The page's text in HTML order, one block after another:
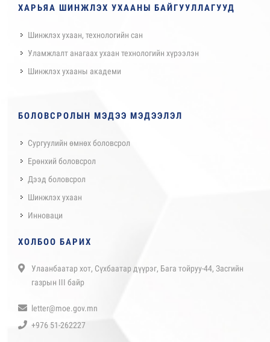
ХАРЬЯА ШИНЖЛЭХ УХААНЫ БАЙГУУЛЛАГУУД
Шинжлэх ухаан, технологийн сан
Уламжлалт анагаах ухаан технологийн хүрээлэн
Шинжлэх ухааны академи
БОЛОВСРОЛЫН МЭДЭЭ МЭДЭЭЛЭЛ
Сургуулийн өмнөх боловсрол
Ерөнхий боловсрол
Дээд боловсрол
Шинжлэх ухаан
Инноваци
ХОЛБОО БАРИХ
Улаанбаатар хот, Сүхбаатар дүүрэг, Бага тойруу-44, Засгийн
газрын III байр
letter@moe.gov.mn
+976 51-262227